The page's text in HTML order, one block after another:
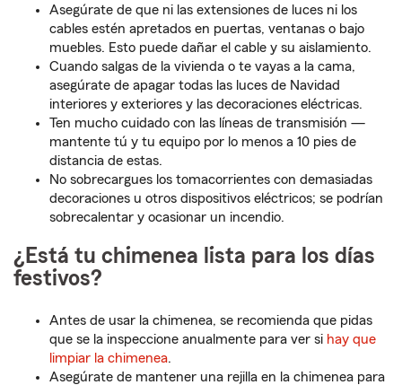
Asegúrate de que ni las extensiones de luces ni los
cables estén apretados en puertas, ventanas o bajo
muebles. Esto puede dañar el cable y su aislamiento.
Cuando salgas de la vivienda o te vayas a la cama,
asegúrate de apagar todas las luces de Navidad
interiores y exteriores y las decoraciones eléctricas.
Ten mucho cuidado con las líneas de transmisión —
mantente tú y tu equipo por lo menos a 10 pies de
distancia de estas.
No sobrecargues los tomacorrientes con demasiadas
decoraciones u otros dispositivos eléctricos; se podrían
sobrecalentar y ocasionar un incendio.
¿Está tu chimenea lista para los días
festivos?
Antes de usar la chimenea, se recomienda que pidas
que se la inspeccione anualmente para ver si hay que
limpiar la chimenea.
Asegúrate de mantener una rejilla en la chimenea para